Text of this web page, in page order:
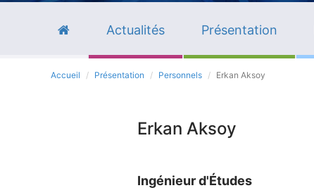
Actualités Présentation
Accueil Présentation Personnels Erkan Aksoy
Erkan Aksoy
Ingénieur d'Études